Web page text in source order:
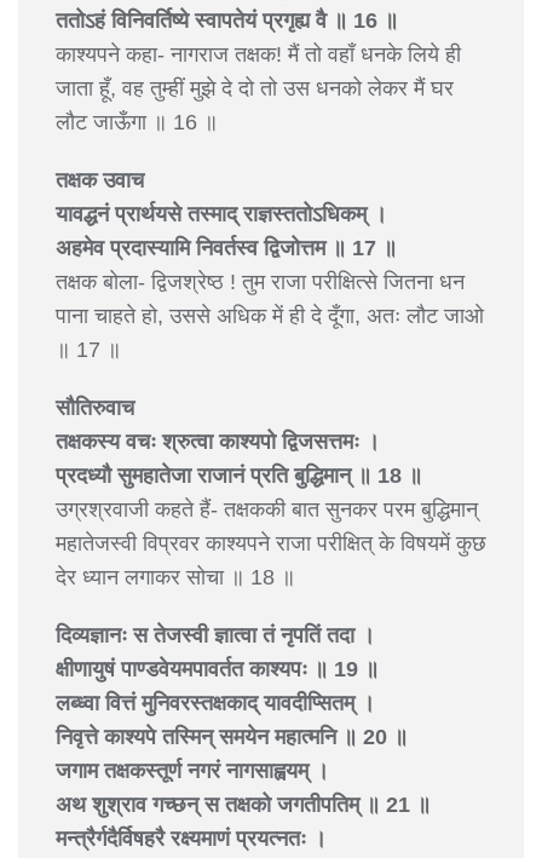
ततोऽहं विनिवर्तिष्ये स्वापतेयं प्रगृह्य वै ॥ 16 ॥
काश्यपने कहा- नागराज तक्षक! मैं तो वहाँ धनके लिये ही
जाता हूँ, वह तुम्हीं मुझे दे दो तो उस धनको लेकर मैं घर
लौट जाऊँगा ॥ 16 ॥
तक्षक उवाच
यावद्धनं प्रार्थयसे तस्माद् राज्ञस्ततोऽधिकम् ।
अहमेव प्रदास्यामि निवर्तस्व द्विजोत्तम ॥ 17 ॥
तक्षक बोला- द्विजश्रेष्ठ ! तुम राजा परीक्षित्से जितना धन
पाना चाहते हो, उससे अधिक में ही दे दूँगा, अतः लौट जाओ
॥ 17 ॥
सौतिरुवाच
तक्षकस्य वचः श्रुत्वा काश्यपो द्विजसत्तमः ।
प्रदध्यौ सुमहातेजा राजानं प्रति बुद्धिमान् ॥ 18 ॥
उग्रश्रवाजी कहते हैं- तक्षककी बात सुनकर परम बुद्धिमान्
महातेजस्वी विप्रवर काश्यपने राजा परीक्षित् के विषयमें कुछ
देर ध्यान लगाकर सोचा ॥ 18 ॥
दिव्यज्ञानः स तेजस्वी ज्ञात्वा तं नृपतिं तदा ।
क्षीणायुषं पाण्डवेयमपावर्तत काश्यपः ॥ 19 ॥
लब्ध्वा वित्तं मुनिवरस्तक्षकाद् यावदीप्सितम् ।
निवृत्ते काश्यपे तस्मिन् समयेन महात्मनि ॥ 20 ॥
जगाम तक्षकस्तूर्ण नगरं नागसाह्वयम् ।
अथ शुश्राव गच्छन् स तक्षको जगतीपतिम् ॥ 21 ॥
मन्त्रैर्गदैर्विषहरै रक्ष्यमाणं प्रयत्नतः ।